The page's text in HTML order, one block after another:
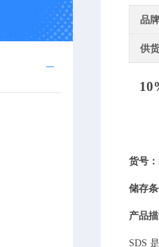
品牌
供
货号：
储存
产品
SDS